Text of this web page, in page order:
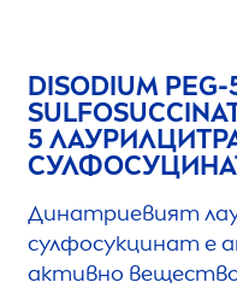
DISODIUM PEG-
5
Динатриевият
сулфосукцинат е
активно